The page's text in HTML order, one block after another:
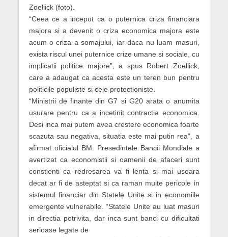
Zoellick (foto).
“Ceea ce a inceput ca o puternica criza financiara
majora si a devenit o criza economica majora este
acum o criza a somajului, iar daca nu luam masuri,
exista riscul unei puternice crize umane si sociale, cu
implicatii politice majore”, a spus Robert Zoellick,
care a adaugat ca acesta este un teren bun pentru
politicile populiste si cele protectioniste.
“Ministrii de finante din G7 si G20 arata o anumita
usurare pentru ca a incetinit contractia economica.
Desi inca mai putem avea crestere economica foarte
scazuta sau negativa, situatia este mai putin rea”, a
afirmat oficialul BM. Presedintele Bancii Mondiale a
avertizat ca economistii si oamenii de afaceri sunt
constienti ca redresarea va fi lenta si mai usoara
decat ar fi de asteptat si ca raman multe pericole in
sistemul financiar din Statele Unite si in economiile
emergente vulnerabile. “Statele Unite au luat masuri
in directia potrivita, dar inca sunt banci cu dificultati
serioase legate de